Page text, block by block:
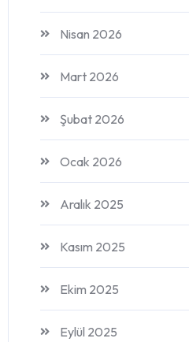
Nisan 2026
Mart 2026
Şubat 2026
Ocak 2026
Aralık 2025
Kasım 2025
Ekim 2025
Eylül 2025